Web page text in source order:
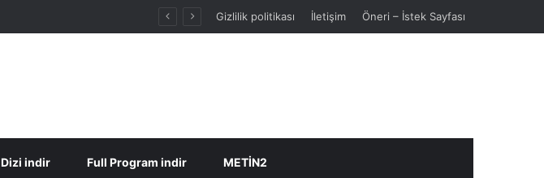
Gizlilik politikası İletişim Öneri – İstek Sayfası
Dizi indir Full Program indir METİN2